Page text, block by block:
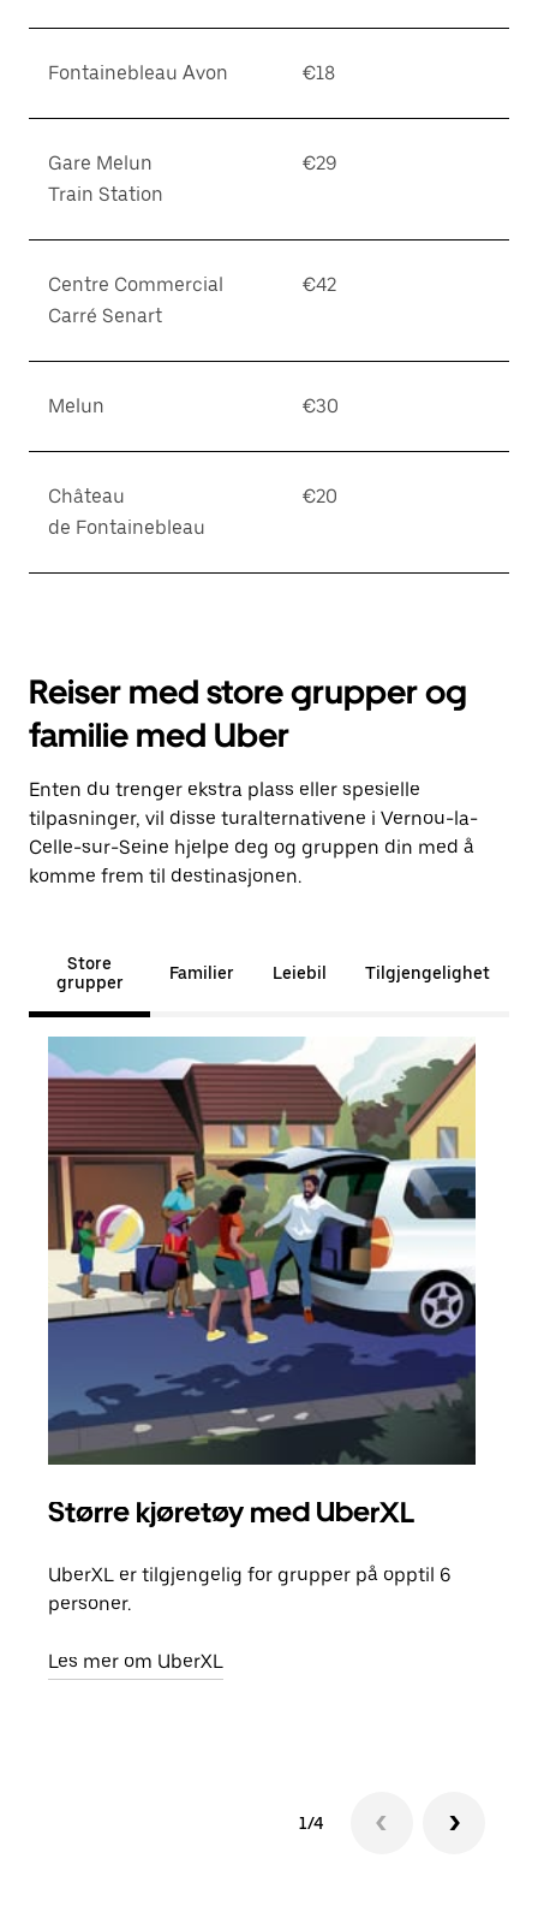
Fontainebleau Avon €18
Gare Melun
Train Station
€29
Centre Commercial
Carré Senart
€42
Melun €30
Château
de Fontainebleau
€20
Reiser med store grupper og
familie med Uber
Enten du trenger ekstra plass eller spesielle
tilpasninger, vil disse turalternativene i Vernou-la-
Celle-sur-Seine hjelpe deg og gruppen din med å
komme frem til destinasjonen.
Store
grupper
Familier Leiebil Tilgjengelighet
Større kjøretøy med UberXL
UberXL er tilgjengelig for grupper på opptil 6
personer.
Les mer om UberXL
1/4